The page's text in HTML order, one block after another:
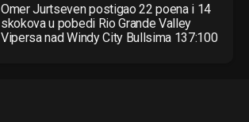
Omer Jurtseven postigao 22 poena i 14
skokova u pobedi Rio Grande Valley
Vipersa nad Windy City Bullsima 137:100